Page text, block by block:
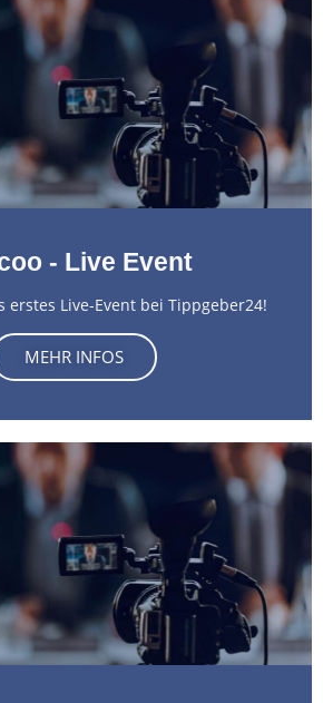
- Live Event
erstes Live-Event bei Tippgeber24!
MEHR INFOS